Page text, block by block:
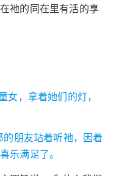
祂的同在里有活的享
女，拿着她们的灯，
朋友站着听祂，因着
乐满足了。